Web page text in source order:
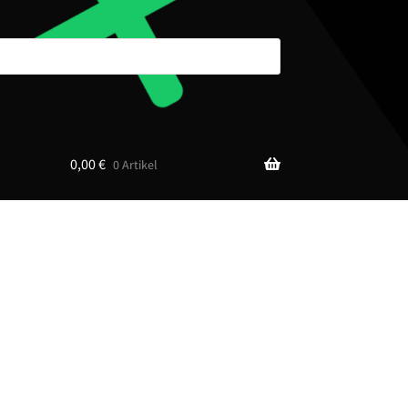
0,00€ 0 Artikel